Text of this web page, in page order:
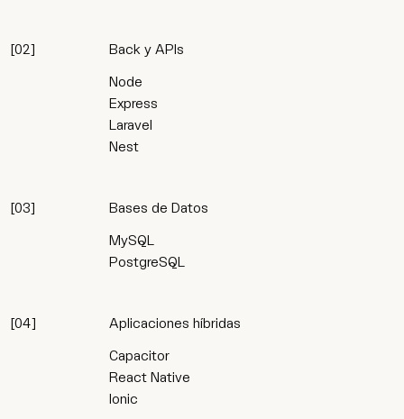
[02] Back y APIs
Node
Express
Laravel
Nest
[03] Bases de Datos
MySQL
PostgreSQL
[04] Aplicaciones híbridas
Capacitor
React Native
Ionic